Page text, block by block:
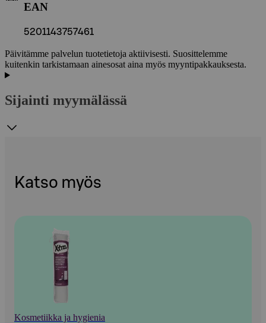
EAN
5201143757461
Päivitämme palvelun tuotetietoja aktiivisesti. Suosittelemme
kuitenkin tarkistamaan ainesosat aina myös myyntipakkauksesta.
Sijainti myymälässä
Katso myös
Kosmetiikka ja hygienia